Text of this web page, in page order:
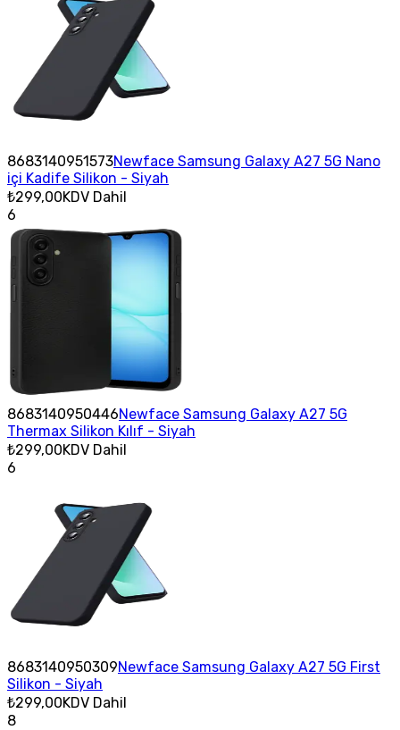
8683140951573Newface Samsung Galaxy A27 5G Nano
içi Kadife Silikon - Siyah
₺299,00KDV Dahil
6
8683140950446Newface Samsung Galaxy A27 5G
Thermax Silikon Kılıf - Siyah
₺299,00KDV Dahil
6
8683140950309Newface Samsung Galaxy A27 5G First
Silikon - Siyah
₺299,00KDV Dahil
8